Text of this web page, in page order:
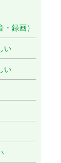
録画）
い
い